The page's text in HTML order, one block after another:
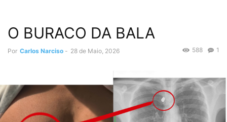
O BURACO DA BALA
Por Carlos Narciso - 28 de Maio, 2026 1
588